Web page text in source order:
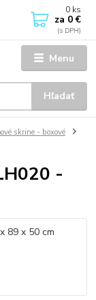
Menu
Hľadať
0 ks
za 0 €
skrine - boxové
-